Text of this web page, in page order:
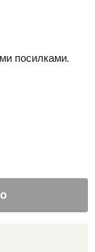
посилками.